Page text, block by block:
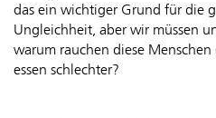
das ein wichtiger Grund für die
Ungleichheit, aber wir müssen
warum rauchen diese
essen schlechter?